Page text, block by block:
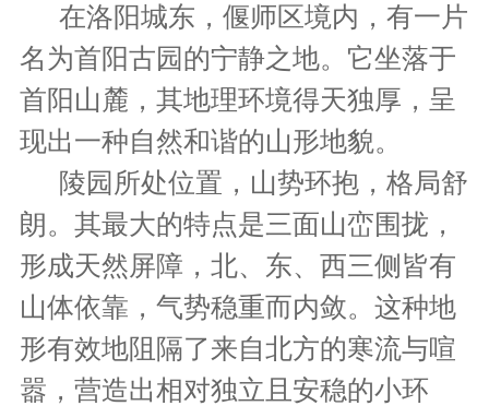
在洛阳城东，偃师区境内，有一片
名为首阳古园的宁静之地。它坐落于
首阳山麓，其地理环境得天独厚，呈
现出一种自然和谐的山形地貌。
陵园所处位置，山势环抱，格局舒
朗。其最大的特点是三面山峦围拢，
形成天然屏障，北、东、西三侧皆有
山体依靠，气势稳重而内敛。这种地
形有效地阻隔了来自北方的寒流与喧
嚣，营造出相对独立且安稳的小环